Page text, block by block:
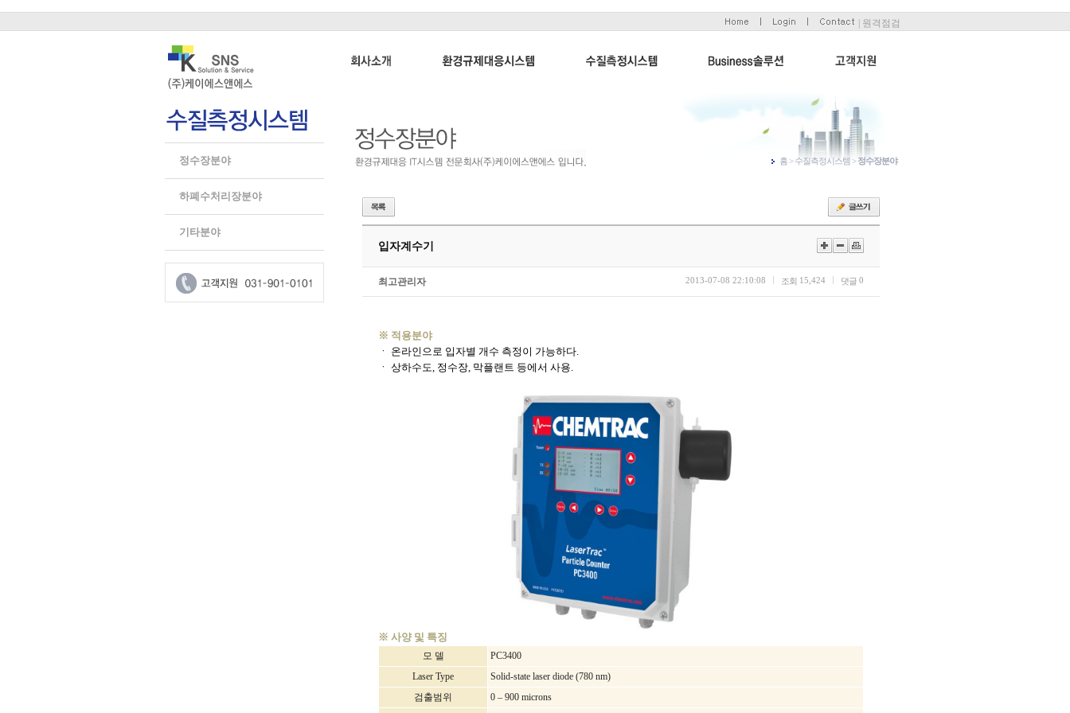
| 원격점검
정수장분야
하폐수처리장분야
기타분야
홈 > 수질측정시스템 >정수장분야
입자계수기
최고관리자 2013-07-08 22:10:08 조회 15,424 댓글 0
※ 적용분야
ㆍ 온라인으로 입자별 개수 측정이 가능하다.
ㆍ 상하수도, 정수장, 막플랜트 등에서 사용.
※ 사양 및 특징
모 델
PC3400
Laser Type
Solid-state laser diode (780 nm)
검출범위
0 – 900 microns